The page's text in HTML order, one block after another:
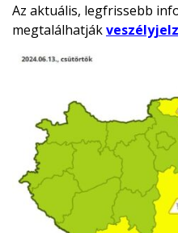
Az aktuális, legfrissebb
megtalálhatják